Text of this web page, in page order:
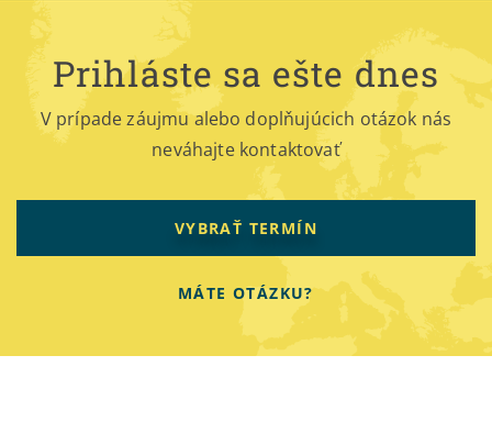
Prihláste sa ešte dnes
V prípade záujmu alebo doplňujúcich otázok nás
neváhajte kontaktovať
VYBRAŤ TERMÍN
MÁTE OTÁZKU?